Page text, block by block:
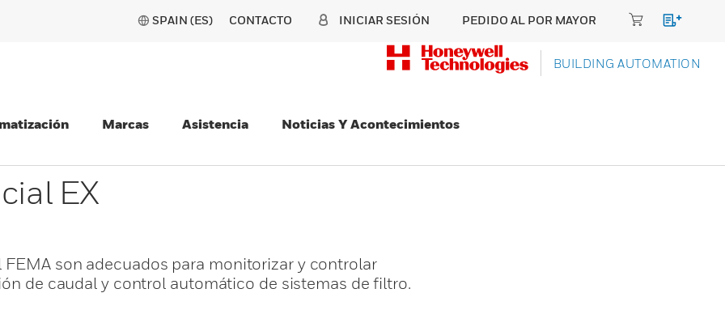
SPAIN (ES) CONTACTO INICIAR SESIÓN PEDIDO AL POR MAYOR
BUILDING AUTOMATION
Marcas Asistencia Noticias Y Acontecimientos
EX
son adecuados para monitorizar y controlar
de caudal y control automático de sistemas de filtro.